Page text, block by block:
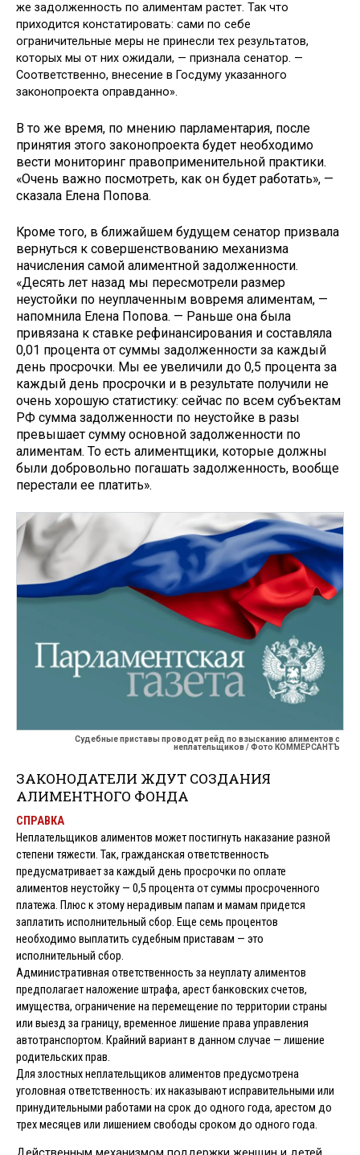
же задолженность по алиментам растет. Так что
приходится констатировать: сами по себе
ограничительные меры не принесли тех результатов,
которых мы от них ожидали, — признала сенатор. —
Соответственно, внесение в Госдуму указанного
законопроекта оправданно».
В то же время, по мнению парламентария, после
принятия этого законопроекта будет необходимо
вести мониторинг правоприменительной практики.
«Очень важно посмотреть, как он будет работать», —
сказала Елена Попова.
Кроме того, в ближайшем будущем сенатор призвала
вернуться к совершенствованию механизма
начисления самой алиментной задолженности.
«Десять лет назад мы пересмотрели размер
неустойки по неуплаченным вовремя алиментам, —
напомнила Елена Попова. — Раньше она была
привязана к ставке рефинансирования и составляла
0,01 процента от суммы задолженности за каждый
день просрочки. Мы ее увеличили до 0,5 процента за
каждый день просрочки и в результате получили не
очень хорошую статистику: сейчас по всем субъектам
РФ сумма задолженности по неустойке в разы
превышает сумму основной задолженности по
алиментам. То есть алиментщики, которые должны
были добровольно погашать задолженность, вообще
перестали ее платить».
Судебные приставы проводят рейд по взысканию алиментов с
неплательщиков / Фото КОММЕРСАНТЪ
ЗАКОНОДАТЕЛИ ЖДУТ СОЗДАНИЯ
АЛИМЕНТНОГО ФОНДА
СПРАВКА
Неплательщиков алиментов может постигнуть наказание разной
степени тяжести. Так, гражданская ответственность
предусматривает за каждый день просрочки по оплате
алиментов неустойку — 0,5 процента от суммы просроченного
платежа. Плюс к этому нерадивым папам и мамам придется
заплатить исполнительный сбор. Еще семь процентов
необходимо выплатить судебным приставам — это
исполнительный сбор.
Административная ответственность за неуплату алиментов
предполагает наложение штрафа, арест банковских счетов,
имущества, ограничение на перемещение по территории страны
или выезд за границу, временное лишение права управления
автотранспортом. Крайний вариант в данном случае — лишение
родительских прав.
Для злостных неплательщиков алиментов предусмотрена
уголовная ответственность: их наказывают исправительными или
принудительными работами на срок до одного года, арестом до
трех месяцев или лишением свободы сроком до одного года.